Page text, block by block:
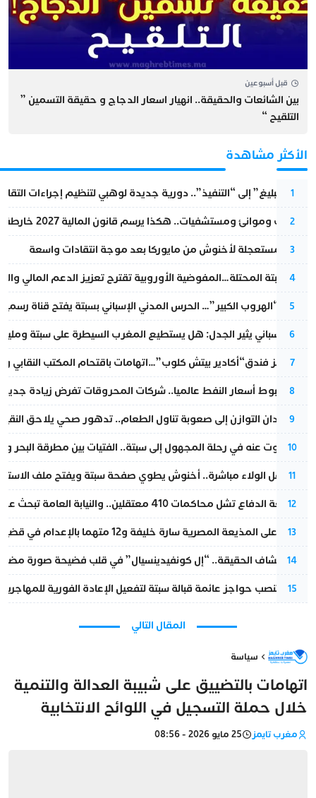
قبل أسبوعين
بين الشائعات والحقيقة.. انهيار اسعار الدجاج و حقيقة التسمين ”
التلقيح “
الأكثر مشاهدة
1
من “التبليغ” إلى “التنفيذ”.. دورية جديدة لوهبي لتنظيم إجراءات
2
قطارات وموانئ ومستشفيات.. هكذا يرسم قانون المالية 2027 خارطة المغرب المقبل
3
عودة مستعجلة لأخنوش من مايوركا بعد موجة انتقادات واسعة
4
أزمة سبتة المحتلة…المفوضية الأوروبية تقترح تعزيز الدعم المالي
5
عملية “الهروب الكبير”… الحرس المدني الإسباني بسبتة يفتح قناة
6
تقرير إسباني يثير الجدل: هل يستطيع المغرب السيطرة على سبتة
7
أزمة تهز فندق“أكادير بيتش كلوب”…اتهامات باقتحام المكتب النقابي
8
رغم هبوط أسعار النفط عالميا.. شركات المحروقات تفرض زيادة
9
من فقدان التوازن إلى صعوبة تناول الطعام.. تدهور صحي يلاحق النقيب
10
المسكوت عنه في رحلة المجهول إلى سبتة.. الفتيات بين مطرقة البحر
11
بعد حفل الولاء مباشرة.. أخنوش يطوي صفحة سبتة ويفتح ملف
12
مقاطعة الدفاع تشل محاكمات 410 معتقلين.. والنيابة العامة تبحث عن حل قانوني
13
الحكم على المذيعة المصرية سارة خليفة و12 متهما بالإعدام في قضية هزت بلاد الفراعنة
14
بعد انكشاف الحقيقة.. “إل كونفيدينسيال” في قلب فضيحة صورة
15
إسبانيا تنصب حواجز عائمة قبالة سبتة لتفعيل الإعادة الفورية للمهاجرين
المقال التالي
سياسة
اتهامات بالتضييق على شبيبة العدالة والتنمية
خلال حملة التسجيل في اللوائح الانتخابية
مغرب تايمز 25 مايو 2026 - 08:56